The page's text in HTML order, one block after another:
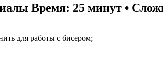
Время: 25 минут •
для работы с бисером;